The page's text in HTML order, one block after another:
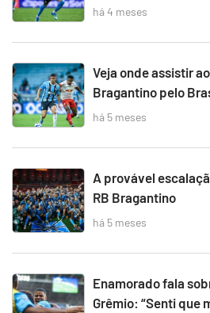
há 4 meses
Veja onde assistir
Bragantino pelo
há 5 meses
A provável
RB Bragantino
há 5 meses
Enamorado fala
Grêmio: “Senti que